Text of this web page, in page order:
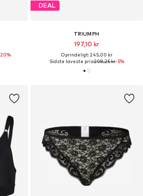
DEAL
TRIUMPH
197,10 kr
Oprindeligt: 245,00 kr
Sidste laveste pris:208,25 kr-5%